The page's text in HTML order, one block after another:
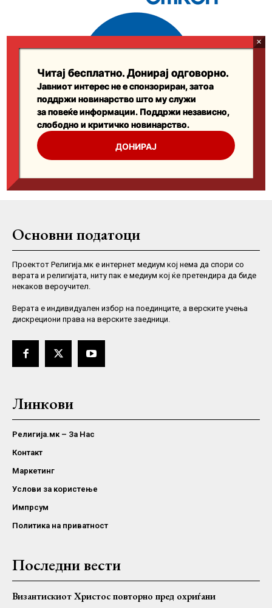
Основни податоци
Проектот Религија.мк е интернет медиум кој нема да спори со
верата и религијата, ниту пак е медиум кој ќе претендира да биде
некаков вероучител.
Верaта е индивидуален избор на поединците, а верските учења
дискрециони права на верските заедници.
Линкови
Религија.мк – За Нас
Контакт
Маркетинг
Услови за користење
Импрсум
Политика на приватност
Последни вести
Византискиот Христос повторно пред охриѓани